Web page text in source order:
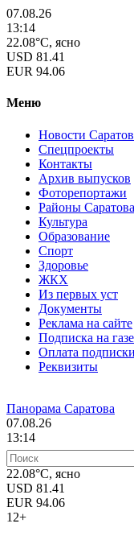
07.08.26
13:14
22.08°C, ясно
USD 81.41
EUR 94.06
Меню
Новости
Спецпроекты
Контакты
Архив выпусков
Фоторепортажи
Районы Саратова
Культура
Образование
Спорт
Здоровье
ЖКХ
Из пеpвых уст
Документы
Реклама на сайте
Подписка на
Оплата подписки
Реквизиты
Панорама Саратова
07.08.26
13:14
22.08°C, ясно
USD 81.41
EUR 94.06
12+